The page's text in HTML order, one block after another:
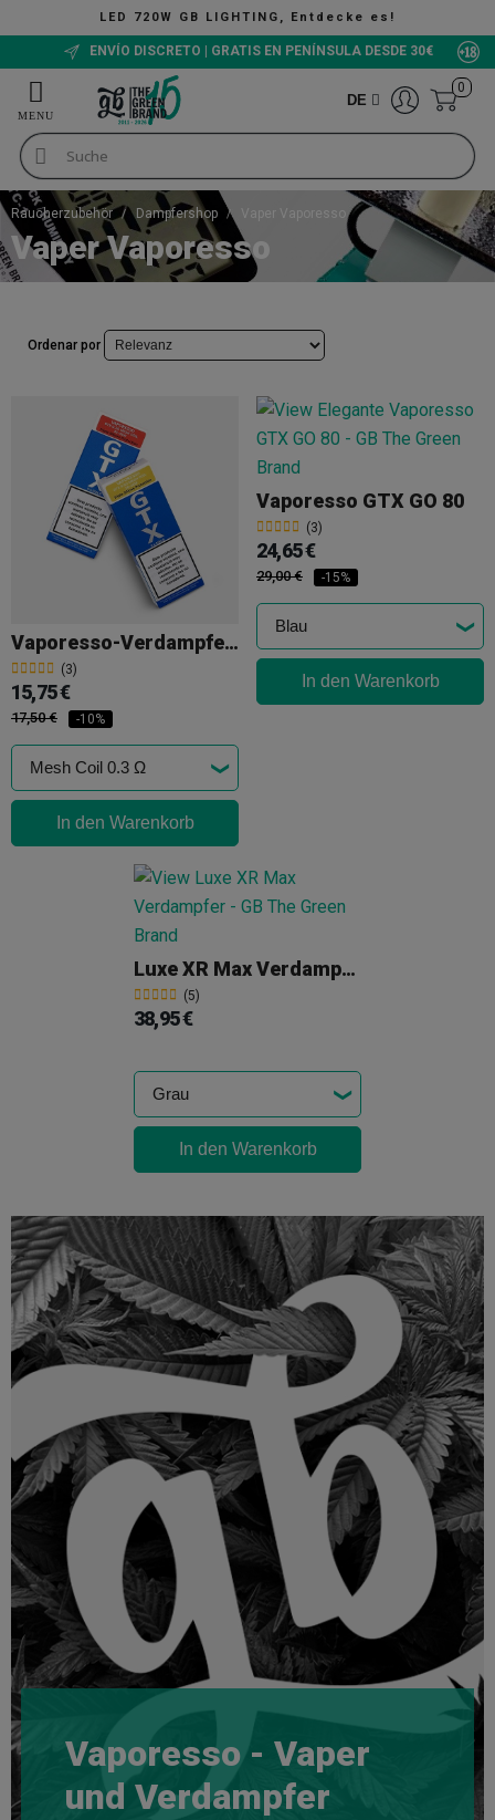
LED 720W GB LIGHTING, Entdecke es!
ENVÍO DISCRETO | GRATIS EN PENÍNSULA DESDE 30€
DE
0
Raucherzubehör Dampfershop Vaper Vaporesso
Vaper Vaporesso
Ordenar por
Vaporesso-Verdampferköpfe
(3)
15,75 €
17,50 € -10%
In den Warenkorb
Vaporesso GTX GO 80
(3)
24,65 €
29,00 € -15%
In den Warenkorb
Luxe XR Max Verdampfer
(5)
38,95 €
In den Warenkorb
Vaporesso - Vaper
und Verdampfer